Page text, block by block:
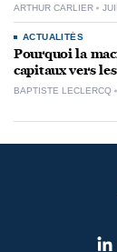
ARTHUR CARLIER
ACTUALITÉS
Pourquoi la
capitaux vers
BAPTISTE LECLERCQ